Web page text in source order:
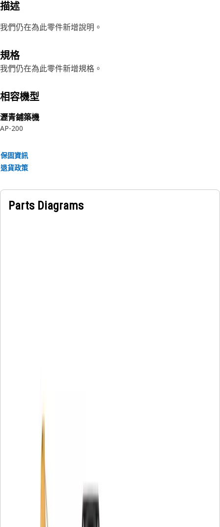
描述
我們仍在為此零件新增說明。
規格
我們仍在為此零件新增規格。
相容機型
瀝青鋪築機
AP-200
保固資訊
退貨政策
Parts Diagrams